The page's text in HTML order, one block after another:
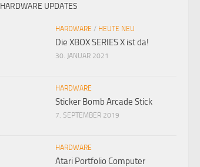
HARDWARE UPDATES
HARDWARE / HEUTE NEU
Die XBOX SERIES X ist da!
30. JANUAR 2021
HARDWARE
Sticker Bomb Arcade Stick
7. SEPTEMBER 2019
HARDWARE
Atari Portfolio Computer